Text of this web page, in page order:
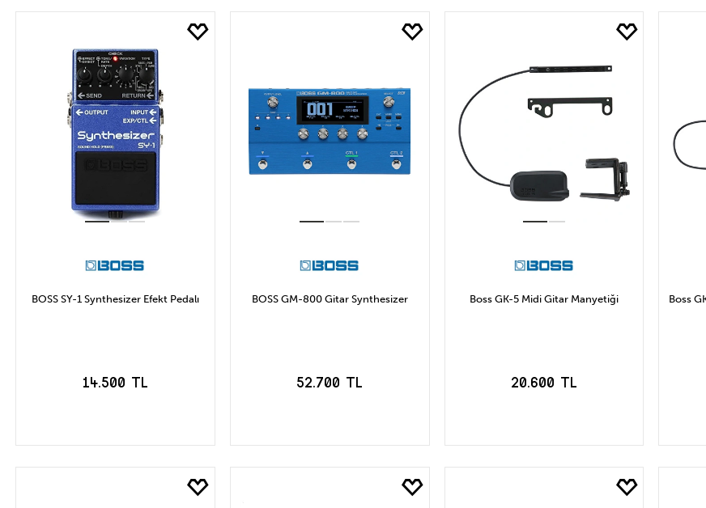
Uygula
6.931₺ ile 13.862₺ Arası
20.794₺ ile 27.725₺ Arası 27.725₺ ile 34.656₺ Arası
34.656₺ ve Üzeri
BOSS SY-1 Synthesizer Efekt Pedalı
14.500 TL
SEPETE EKLE
BOSS GM-800 Gitar Synthesizer
52.700 TL
SEPETE EKLE
Boss GK-5 Midi Gitar Manyetiği
20.600 TL
SEPETE EKLE
Boss